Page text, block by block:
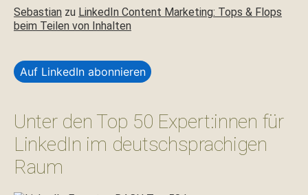
Sebastian zu LinkedIn Content Marketing: Tops & Flops
beim Teilen von Inhalten
Auf LinkedIn abonnieren
Unter den Top 50 Expert:innen für
LinkedIn im deutschsprachigen
Raum